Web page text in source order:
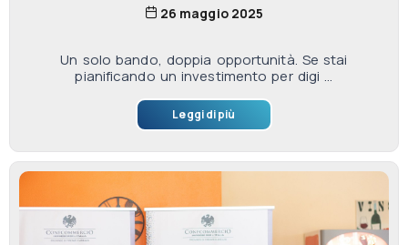
26 maggio 2025
Un solo bando, doppia opportunità. Se stai
pianificando un investimento per digi ...
Leggi di più